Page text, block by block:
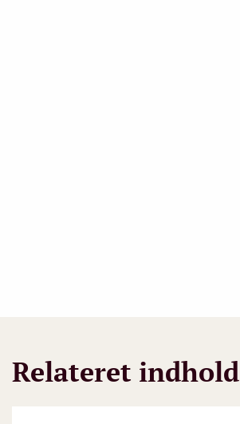
Relateret indhold